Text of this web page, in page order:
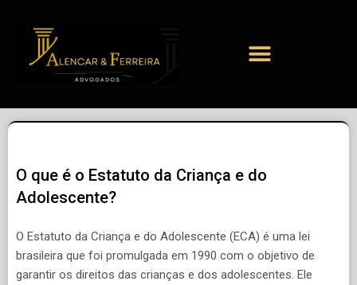
O que é o Estatuto da Criança e do
Adolescente?
O Estatuto da Criança e do Adolescente (ECA) é uma lei
brasileira que foi promulgada em 1990 com o objetivo de
garantir os direitos das crianças e dos adolescentes. Ele